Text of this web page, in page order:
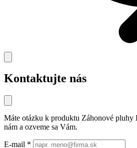
Kontaktujte nás
Máte otázku k produktu Záhonové
nám a ozveme sa Vám.
E-mail *